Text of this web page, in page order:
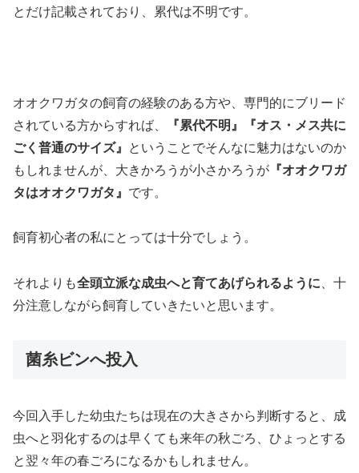
とだけ記載されており、累代は不明です。
オオクワガタの飼育の経験のある方や、専門的にブリード
されている方からすれば、
『累代不明』『オス・メス共に
ごく普通のサイズ』
ということでそんなに魅力はないのか
もしれませんが、大きかろうが小さかろうが 『オオクワガ
タはオオクワガタ』 です。
飼育初心者の私にとっては十分でしょう。
それよりも全頭立派な成虫へと育てあげられるように 、十
分注意しながら飼育していきたいと思います。
菌糸ビンへ投入
今回入手した幼虫たちは現在の大きさから判断すると、成
虫へと羽化するのは早くても来年の秋ごろ、ひょっとする
と翌々年の春ごろになるかもしれません。